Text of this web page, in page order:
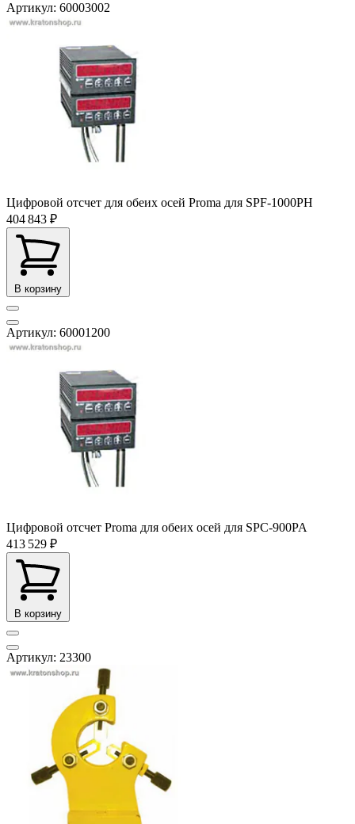
Артикул: 60003002
Цифровой отсчет для обеих осей Proma для SPF-1000PH
404 843 ₽
В корзину
Артикул: 60001200
Цифровой отсчет Proma для обеих осей для SPC-900PA
413 529 ₽
В корзину
Артикул: 23300